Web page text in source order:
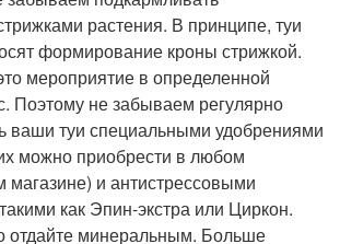
растения. В принципе, туи
формирование кроны стрижкой.
мероприятие в определенной
Поэтому не забываем регулярно
ваши туи специальными удобрениями
можно приобрести в любом
магазине) и антистрессовыми
как Эпин-экстра или Циркон.
отдайте минеральным. Больше